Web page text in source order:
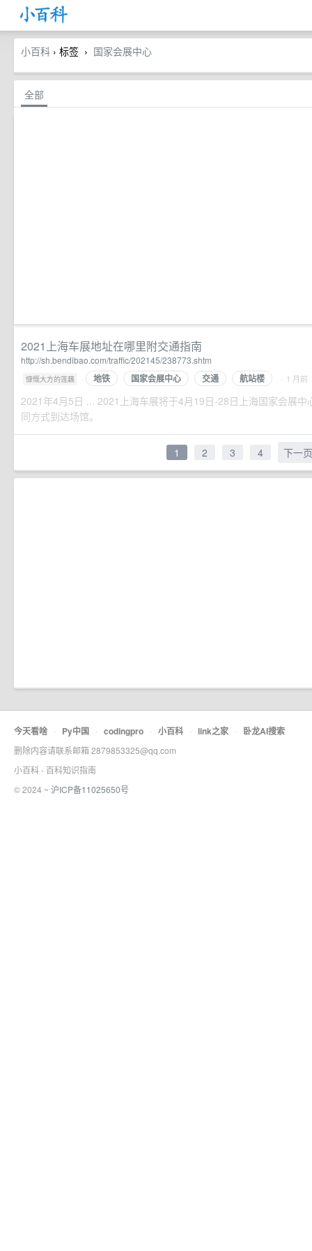
小百科 › 标签 › 国家会展中心
全部
2021上海车展地址在哪里附交通指南
http://sh.bendibao.com/traffic/202145/238773.shtm
慷慨大方的莲藕 · 地铁 国家会展中心 交通 航站楼 · 1 月前
2021年4月5日 ... 2021上海车展将于4月19日-28日上海国家会展中
同方式到达场馆。
1 2 3 4 下一页
今天看啥 · Py中国 · codingpro · 小百科 · link之家 · 卧龙AI搜索
删除内容请联系邮箱 2879853325@qq.com
小百科 - 百科知识指南
© 2024 ~ 沪ICP备11025650号